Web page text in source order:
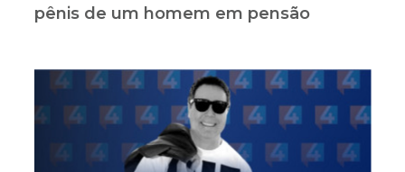
pênis de um homem em pensão